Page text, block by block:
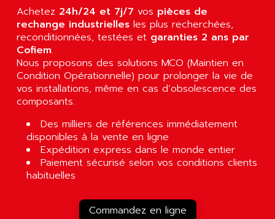
Achetez 24h/24 et 7j/7 vos pièces de
rechange industrielles les plus recherchées,
reconditionnées, testées et garanties 2 ans par
Cofiem.
Nous proposons des solutions MCO (Maintien en
Condition Opérationnelle) pour prolonger la vie de
vos installations, même en cas d’obsolescence des
composants.
Des milliers de références immédiatement
disponibles à la vente en ligne
Expédition express dans le monde entier
Paiement sécurisé selon vos conditions clients
habituelles
Commandez en ligne